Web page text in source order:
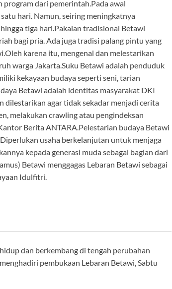
program dari pemerintah.Pada awal
hari. Namun, seiring meningkatnya
tiga hari.Pakaian tradisional Betawi
bagi pria. Ada juga tradisi palang pintu yang
karena itu, mengenal dan melestarikan
warga Jakarta.Suku Betawi adalah penduduk
kekayaan budaya seperti seni, tarian
Betawi adalah identitas masyarakat DKI
dilestarikan agar tidak sekadar menjadi cerita
melakukan crawling atau pengindeksan
Berita ANTARA.Pelestarian budaya Betawi
usaha berkelanjutan untuk menjaga
kepada generasi muda sebagai bagian dari
Betawi menggagas Lebaran Betawi sebagai
Idulfitri.
dan berkembang di tengah perubahan
pembukaan Lebaran Betawi, Sabtu